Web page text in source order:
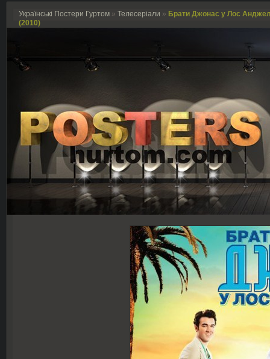
Українські Постери Гуртом » Телесеріали » Брати Джонас у Лос
(2010)